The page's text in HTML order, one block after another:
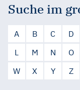
Suche im
A B C D
L
M N O
W
X Y Z